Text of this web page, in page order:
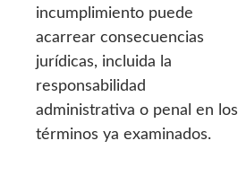
incumplimiento puede
acarrear consecuencias
jurídicas, incluida la
responsabilidad
administrativa o penal en los
términos ya examinados.